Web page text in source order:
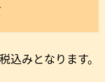
込みとなります。